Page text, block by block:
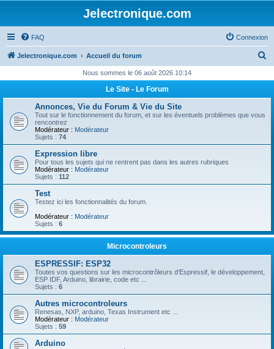
Jelectronique.com
FAQ Connexion
Jelectronique.com Accueil du forum
h
c
r
Nous sommes le 06 août 2026 10:14
Le Site - Le Forum
Annonces, Vie du Forum & Vie du Site
Tout sur le fonctionnement du forum, et sur les éventuels problèmes que vous
rencontrez
Modérateur : Modérateur
Sujets : 74
Expression libre
Pour tous les sujets qui ne rentrent pas dans les autres rubriques
Modérateur : Modérateur
Sujets : 112
Test
Testez ici les fonctionnalités du forum.
Modérateur : Modérateur
Sujets : 6
Microcontroleurs
ESPRESSIF: ESP32
Toutes vos questions sur les microcontrôleurs d'Espressif, le développement,
ESP IDF, Arduino, librairie, code etc ...
Sujets : 6
Autres microcontroleurs
Renesas, NXP, arduino, Texas Instrument etc ...
Modérateur : Modérateur
Sujets : 59
Arduino